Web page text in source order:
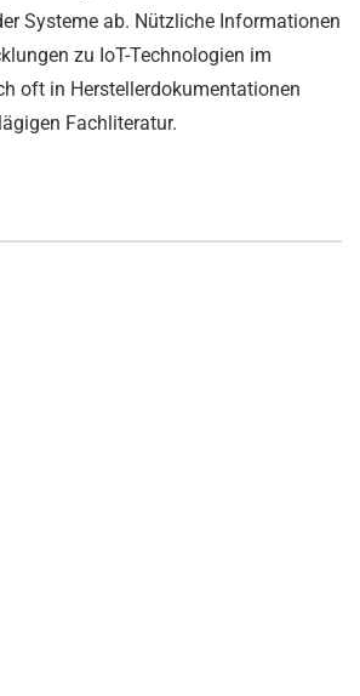
Systeme ab. Nützliche Informationen
zu IoT-Technologien im
oft in Herstellerdokumentationen
Fachliteratur.